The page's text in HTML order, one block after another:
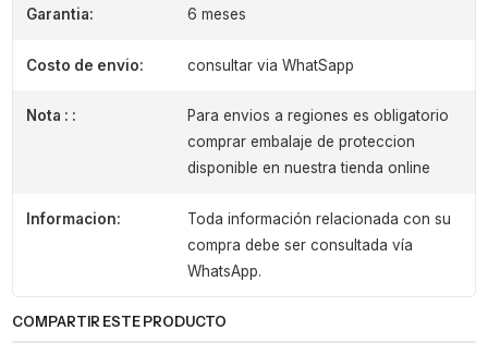
Garantia: 6 meses
Costo de envio: consultar via WhatSapp
Nota : :
Para envios a regiones es obligatorio
comprar embalaje de proteccion
disponible en nuestra tienda online
Informacion:
Toda información relacionada con su
compra debe ser consultada vía
WhatsApp.
COMPARTIR ESTE PRODUCTO